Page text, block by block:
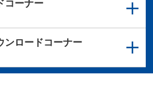
コーナー
ンロードコーナー